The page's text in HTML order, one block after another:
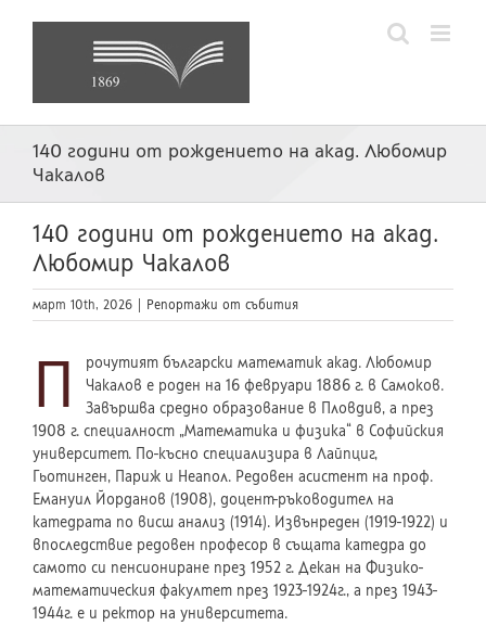
140 години от рождението на акад. Любомир
Чакалов
140 години от рождението на акад.
Любомир Чакалов
март 10th, 2026 Репортажи от събития
П
рочутият български математик акад. Любомир
Чакалов е роден на 16 февруари 1886 г. в Самоков.
Завършва средно образование в Пловдив, а през
1908 г. специалност „Математика и физика“ в Софийския
университет. По-късно специализира в Лайпциг,
Гьотинген, Париж и Неапол. Редовен асистент на проф.
Емануил Йорданов (1908), доцент-ръководител на
катедрата по висш анализ (1914). Извънреден (1919-1922) и
впоследствие редовен професор в същата катедра до
самото си пенсиониране през 1952 г. Декан на Физико-
математическия факултет през 1923-1924г., а през 1943-
1944г. е и ректор на университета.